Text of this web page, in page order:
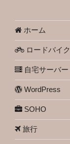
ホーム
ロードバイク
自宅サーバー
WordPress
SOHO
旅行